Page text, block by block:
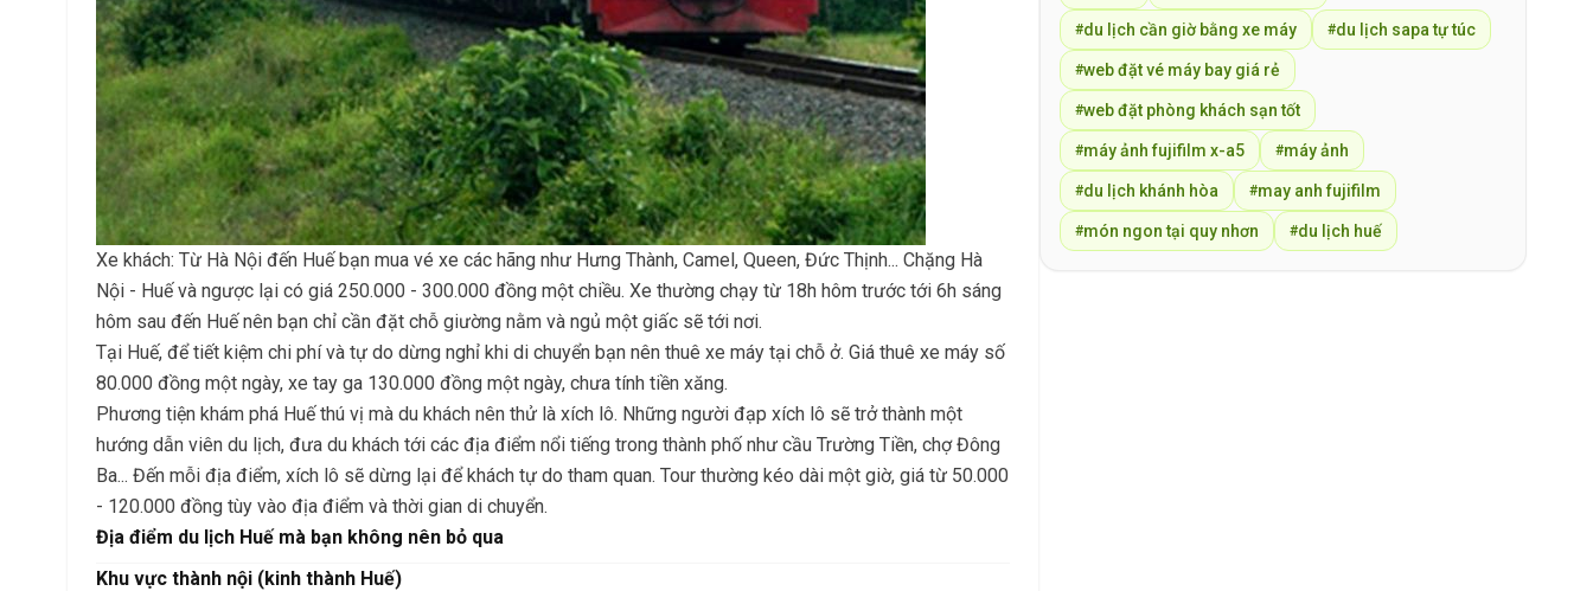
Xe khách: Từ Hà Nội đến Huế bạn mua vé xe các hãng như Hưng Thành, Camel, Queen, Đức Thịnh... Chặng Hà
Nội - Huế và ngược lại có giá 250.000 - 300.000 đồng một chiều. Xe thường chạy từ 18h hôm trước tới 6h sáng
hôm sau đến Huế nên bạn chỉ cần đặt chỗ giường nằm và ngủ một giấc sẽ tới nơi.
Tại Huế, để tiết kiệm chi phí và tự do dừng nghỉ khi di chuyển bạn nên thuê xe máy tại chỗ ở. Giá thuê xe máy số
80.000 đồng một ngày, xe tay ga 130.000 đồng một ngày, chưa tính tiền xăng.
Phương tiện khám phá Huế thú vị mà du khách nên thử là xích lô. Những người đạp xích lô sẽ trở thành một
hướng dẫn viên du lịch, đưa du khách tới các địa điểm nổi tiếng trong thành phố như cầu Trường Tiền, chợ Đông
Ba... Đến mỗi địa điểm, xích lô sẽ dừng lại để khách tự do tham quan. Tour thường kéo dài một giờ, giá từ 50.000
- 120.000 đồng tùy vào địa điểm và thời gian di chuyển.
Địa điểm du lịch Huế mà bạn không nên bỏ qua
Khu vực thành nội (kinh thành Huế)
#du lịch cần giờ bằng xe máy #du lịch sapa tự túc
#web đặt vé máy bay giá rẻ
#web đặt phòng khách sạn tốt
#máy ảnh fujifilm x-a5 #máy ảnh
#du lịch khánh hòa #may anh fujifilm
#món ngon tại quy nhơn #du lịch huế